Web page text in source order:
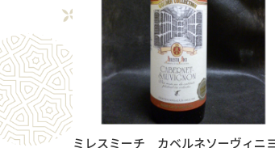
ミレスミーチ カベルネソーヴィニ